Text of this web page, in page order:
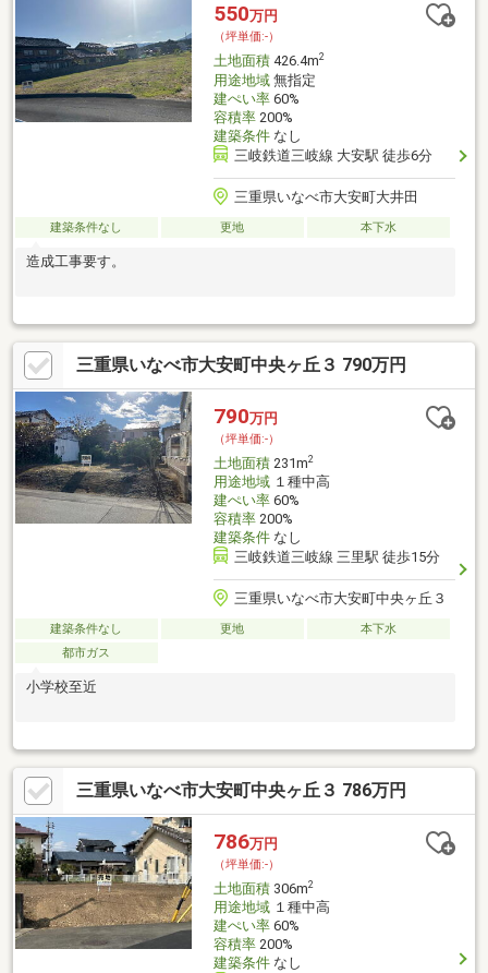
550万円
（坪単価:-）
土地面積426.4m2
用途地域無指定
建ぺい率60%
容積率200%
建築条件なし
三岐鉄道三岐線 大安駅 徒歩6分
三重県いなべ市大安町大井田
建築条件なし 更地 本下水
造成工事要す。
三重県いなべ市大安町中央ヶ丘３ 790万円
790万円
（坪単価:-）
土地面積231m2
用途地域１種中高
建ぺい率60%
容積率200%
建築条件なし
三岐鉄道三岐線 三里駅 徒歩15分
三重県いなべ市大安町中央ヶ丘３
建築条件なし 更地
本下水
都市ガス
小学校至近
三重県いなべ市大安町中央ヶ丘３ 786万円
786万円
（坪単価:-）
土地面積306m2
用途地域１種中高
建ぺい率60%
容積率200%
建築条件なし